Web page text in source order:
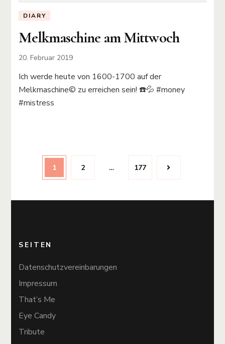
DIARY
Melkmaschine am Mittwoch
20. Februar 2019
Ich werde heute von 1600-1700 auf der
Melkmaschine©️ zu erreichen sein! ☎️💦 #money
#mistress
Beitragsnavigation
Page
1 Page
2 … Page
177
SEITEN
Datenschutzvereinbarungen
Impressum
That’s Me
Eye Candy
Tribute